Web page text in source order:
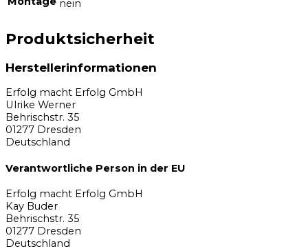
nein
Produktsicherheit
Herstellerinformationen
Erfolg macht Erfolg GmbH
Ulrike Werner
Behrischstr. 35
01277 Dresden
Deutschland
Verantwortliche Person in der EU
Erfolg macht Erfolg GmbH
Kay Buder
Behrischstr. 35
01277 Dresden
Deutschland